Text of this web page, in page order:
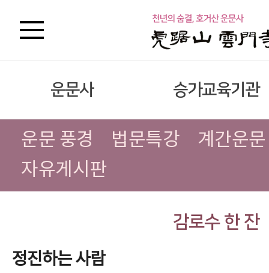
운문사 승가교육기관
운문 풍경 법문특강
계간운문
자유게시판
감로수 한 잔
정진하는 사람